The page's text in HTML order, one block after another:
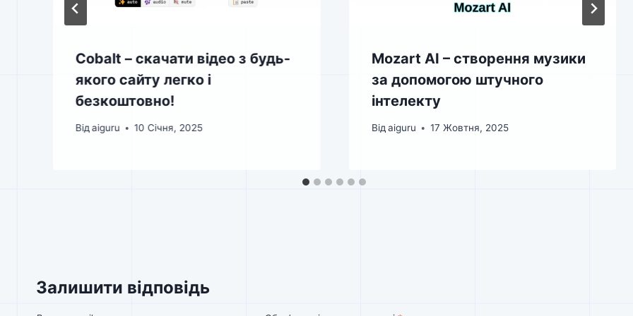
Cobalt – скачати відео з будь-
якого сайту легко і
безкоштовно!
Відaiguru 10 Січня, 2025
Mozart AI – створення музики
за допомогою штучного
інтелекту
Від aiguru 17 Жовтня, 2025
Залишити відповідь